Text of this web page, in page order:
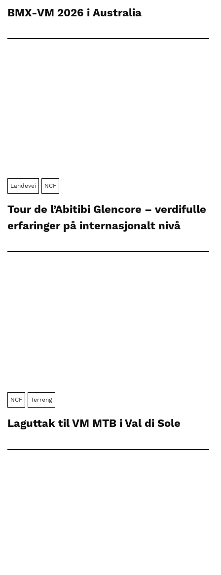
BMX-VM 2026 i Australia
Landevei NCF
Tour de l’Abitibi Glencore – verdifulle
erfaringer på internasjonalt nivå
NCF Terreng
Laguttak til VM MTB i Val di Sole